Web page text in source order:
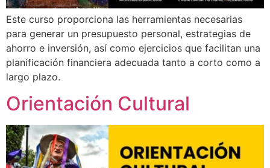
Este curso proporciona las herramientas necesarias
para generar un presupuesto personal, estrategias de
ahorro e inversión, así como ejercicios que facilitan una
planificación financiera adecuada tanto a corto como a
largo plazo.
Orientación Cultural